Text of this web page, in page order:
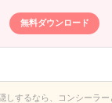
無料ダウンロード
しするなら、コンシーラ